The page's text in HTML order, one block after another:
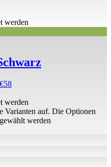
werden
werden
Varianten auf. Die Optionen
werden